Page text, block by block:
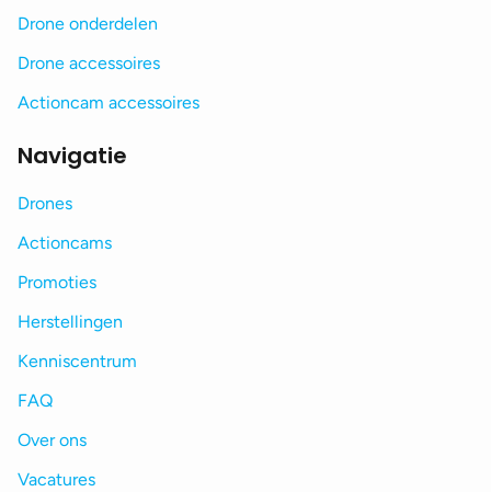
Drone onderdelen
Drone accessoires
Actioncam accessoires
Navigatie
Drones
Actioncams
Promoties
Herstellingen
Kenniscentrum
FAQ
Over ons
Vacatures